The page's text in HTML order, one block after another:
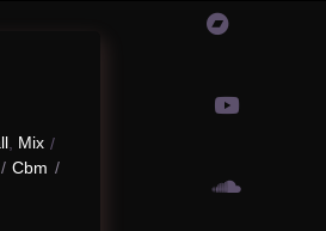
Mix
Cbm